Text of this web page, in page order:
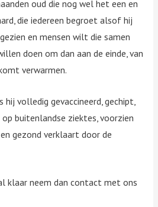
oud die nog wel het een en
die iedereen begroet alsof hij
en mensen wilt die samen
doen om dan aan de einde, van
verwarmen.
volledig gevaccineerd, gechipt,
buitenlandse ziektes, voorzien
gezond verklaart door de
klaar neem dan contact met ons